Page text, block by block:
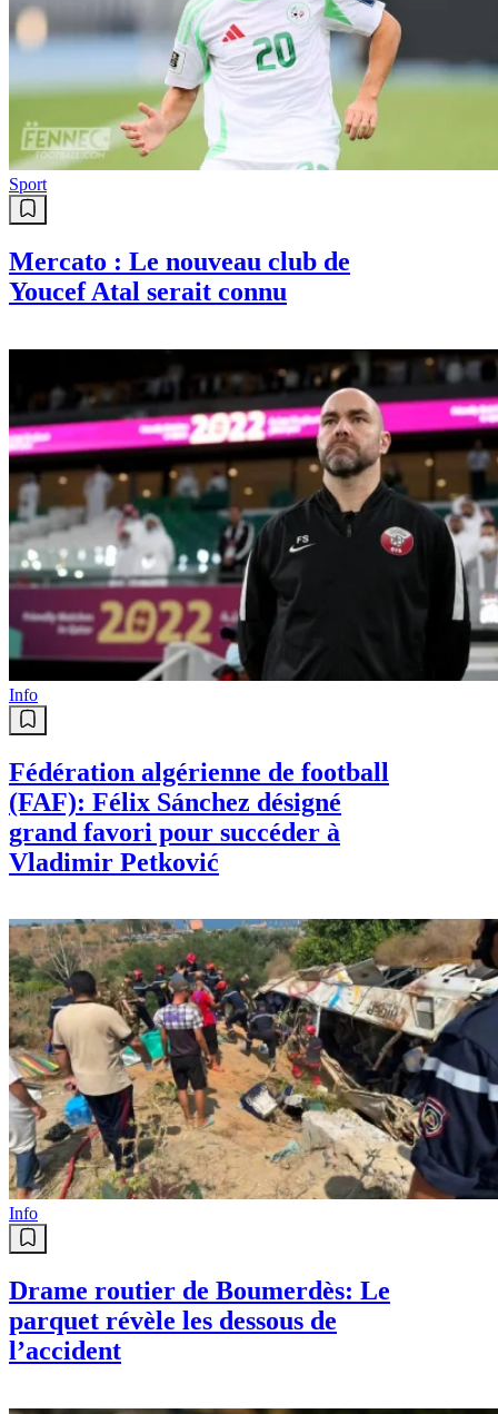
Sport
Mercato : Le nouveau club de
Youcef Atal serait connu
Info
Fédération algérienne de football
(FAF): Félix Sánchez désigné
grand favori pour succéder à
Vladimir Petković
Info
Drame routier de Boumerdès: Le
parquet révèle les dessous de
l’accident